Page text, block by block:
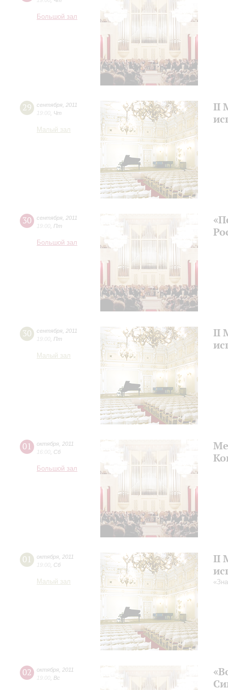
Большой зал
29 сентября 2011
19:00 Чт
Малый зал
II
30 сентября 2011
19:00 Пт
Большой зал
30 сентября 2011
19:00 Пт
Малый зал
II
01 октября 2011
16:00 Сб
Большой зал
01 октября 2011
19:00 Сб
Малый зал
II
02 октября 2011
19:00 Вс